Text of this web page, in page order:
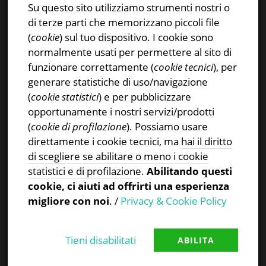
Instagram
Privacy & Cookies Policy
CERCA NEL SITO
Ricerca
Proudly powered by WordPress
Su questo sito utilizziamo strumenti nostri o
di terze parti che memorizzano piccoli file
(cookie) sul tuo dispositivo. I cookie sono
normalmente usati per permettere al sito di
funzionare correttamente (cookie tecnici), per
generare statistiche di uso/navigazione
(cookie statistici) e per pubblicizzare
opportunamente i nostri servizi/prodotti
(cookie di profilazione). Possiamo usare
direttamente i cookie tecnici, ma hai il diritto
di scegliere se abilitare o meno i cookie
statistici e di profilazione.Abilitando questi
cookie, ci aiuti ad offrirti una esperienza
migliore con noi. / Privacy & Cookie Policy
ABILITA
Tieni disabilitati